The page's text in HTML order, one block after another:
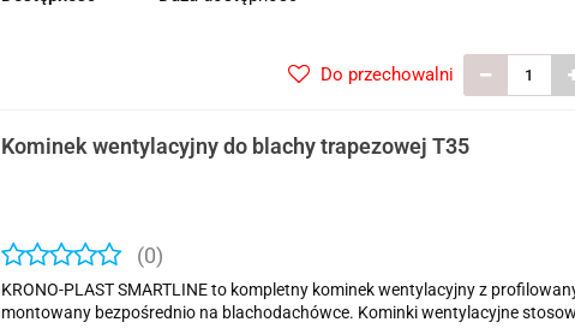
Do przechowalni
Kominek wentylacyjny do blachy trapezowej T35
(0)
KRONO-PLAST SMARTLINE to kompletny kominek wentylacyjny z
montowany bezpośrednio na blachodachówce. Kominki wentylacyjne